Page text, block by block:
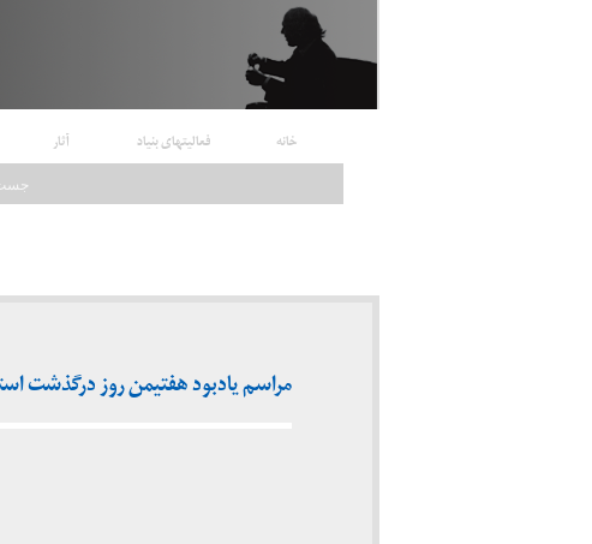
خانه فعالیتهای بنیاد آثار
مراسم یادبود هفتیمن روز درگذشت استاد